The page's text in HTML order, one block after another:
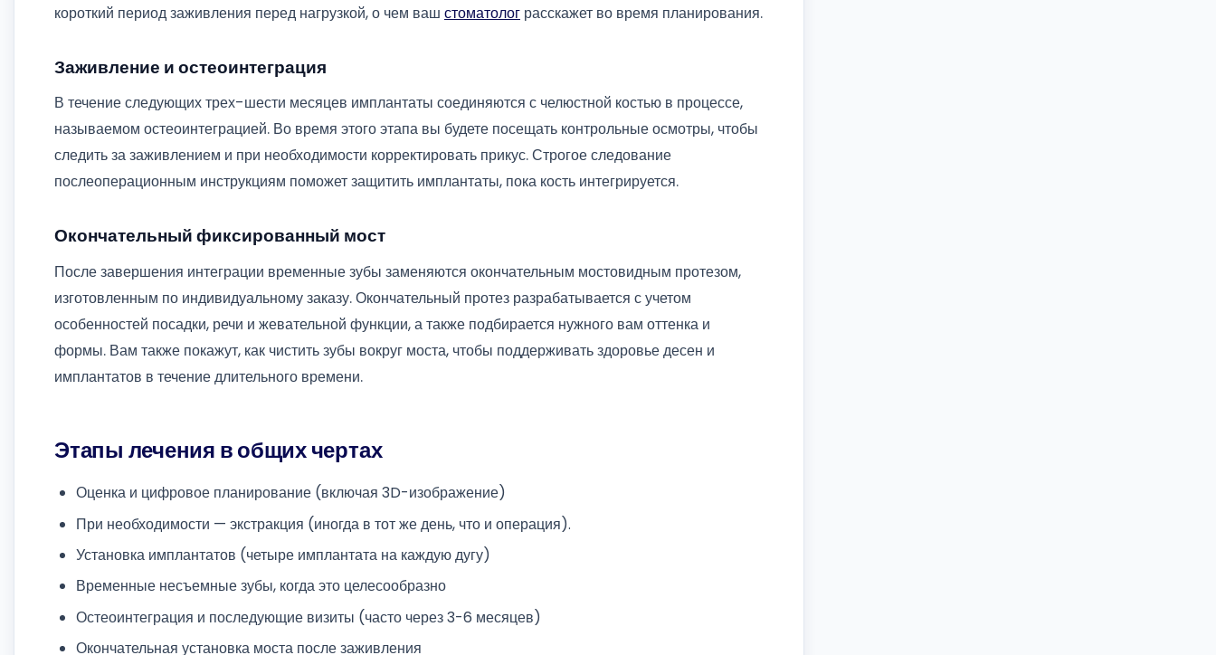
короткий период заживления перед нагрузкой, о чем ваш стоматолог расскажет во время планирования.
Заживление и остеоинтеграция
В течение следующих трех-шести месяцев имплантаты соединяются с челюстной костью в процессе,
называемом остеоинтеграцией. Во время этого этапа вы будете посещать контрольные осмотры, чтобы
следить за заживлением и при необходимости корректировать прикус. Строгое следование
послеоперационным инструкциям поможет защитить имплантаты, пока кость интегрируется.
Окончательный фиксированный мост
После завершения интеграции временные зубы заменяются окончательным мостовидным протезом,
изготовленным по индивидуальному заказу. Окончательный протез разрабатывается с учетом
особенностей посадки, речи и жевательной функции, а также подбирается нужного вам оттенка и
формы. Вам также покажут, как чистить зубы вокруг моста, чтобы поддерживать здоровье десен и
имплантатов в течение длительного времени.
Этапы лечения в общих чертах
Оценка и цифровое планирование (включая 3D-изображение)
При необходимости — экстракция (иногда в тот же день, что и операция).
Установка имплантатов (четыре имплантата на каждую дугу)
Временные несъемные зубы, когда это целесообразно
Остеоинтеграция и последующие визиты (часто через 3-6 месяцев)
Окончательная установка моста после заживления